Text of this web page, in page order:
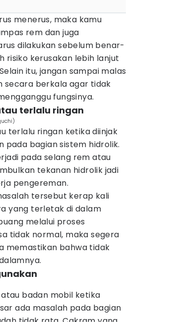
menerus, maka kamu
rem dan juga
dilakukan sebelum benar-
risiko kerusakan lebih lanjut
itu, jangan sampai malas
secara berkala agar tidak
fungsinya.
terlalu ringan
terlalu ringan ketika diinjak
pada bagian sistem hidrolik.
pada selang rem atau
tekanan hidrolik jadi
pengereman.
tersebut kerap kali
yang terletak di dalam
melalui proses
tidak normal, maka segera
memastikan bahwa tidak
badan mobil ketika
ada masalah pada bagian